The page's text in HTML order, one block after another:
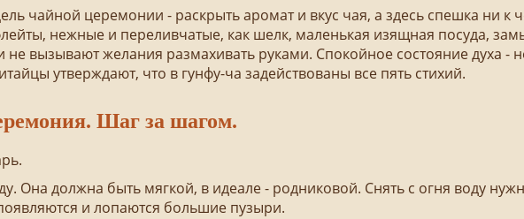
чайной церемонии - раскрыть аромат и вкус чая, а здесь спешка ни к
нежные и переливчатые, как шелк, маленькая изящная посуда,
не вызывают желания размахивать руками. Спокойное состояние духа -
утверждают, что в гунфу-ча задействованы все пять стихий.
Шаг за шагом.
Она должна быть мягкой, в идеале - родниковой. Снять с огня воду
и лопаются большие пузыри.